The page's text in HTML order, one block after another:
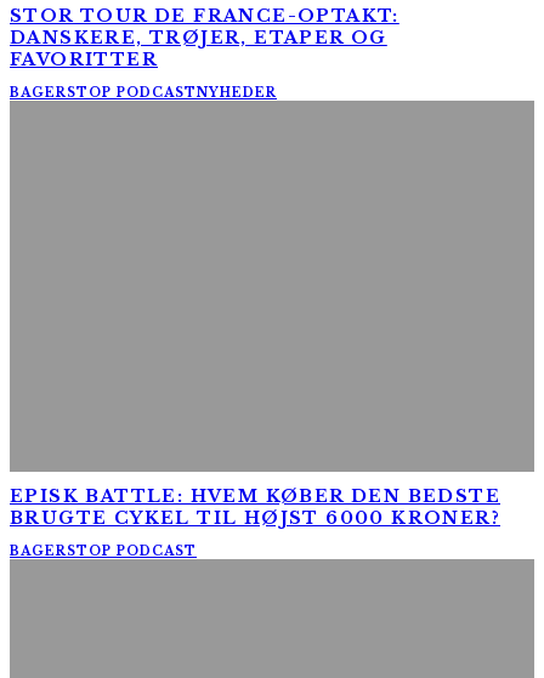
STOR TOUR DE FRANCE-OPTAKT:
DANSKERE, TRØJER, ETAPER OG
FAVORITTER
BAGERSTOP PODCASTNYHEDER
EPISK BATTLE: HVEM KØBER DEN BEDSTE
BRUGTE CYKEL TIL HØJST 6000 KRONER?
BAGERSTOP PODCAST